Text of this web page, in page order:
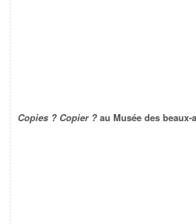
Copies ? Copier ? au Musée des beaux-